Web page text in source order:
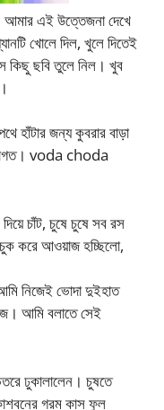
এই উত্তেজনা দেখে
খোলে দিল, খুলে দিতেই
কিছু ছবি তুলে নিল। খুব
হাঁটার জন্য কুবরার বাড়া
voda choda
চাঁট, চুষে চুষে সব রস
চুক করে আওয়াজ হচ্ছিলো,
নিজেই ভোদা দুইহাত
আমি বলাতে সেই
ঢুকালালেন। চুষতে
গরম কাস ফুল